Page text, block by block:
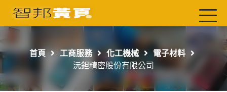
首頁
工商服務
首頁 工商服務 化工機械
電子材料
沅鉭精密股份有限公司